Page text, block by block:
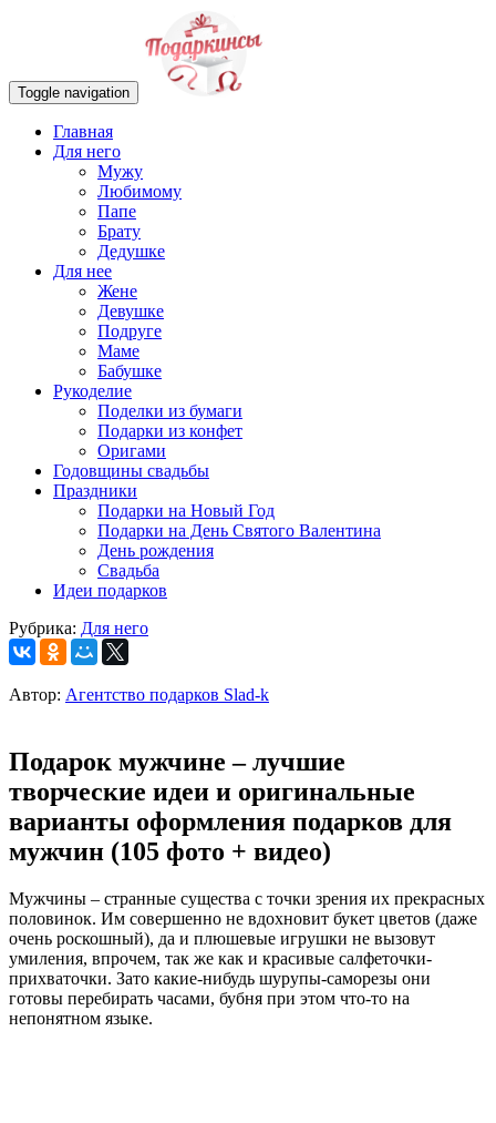
Toggle navigation
Главная
Для него
Мужу
Любимому
Папе
Брату
Дедушке
Для нее
Жене
Девушке
Подруге
Маме
Бабушке
Рукоделие
Поделки из бумаги
Подарки из конфет
Оригами
Годовщины свадьбы
Праздники
Подарки на Новый Год
Подарки на День Святого Валентина
День рождения
Свадьба
Идеи подарков
Рубрика: Для него
Автор: Агентство подарков Slad-k
Подарок мужчине – лучшие
творческие идеи и оригинальные
варианты оформления подарков для
мужчин (105 фото + видео)
Мужчины – странные существа с точки зрения их прекрасных
половинок. Им совершенно не вдохновит букет цветов (даже
очень роскошный), да и плюшевые игрушки не вызовут
умиления, впрочем, так же как и красивые салфеточки-
прихваточки. Зато какие-нибудь шурупы-саморезы они
готовы перебирать часами, бубня при этом что-то на
непонятном языке.